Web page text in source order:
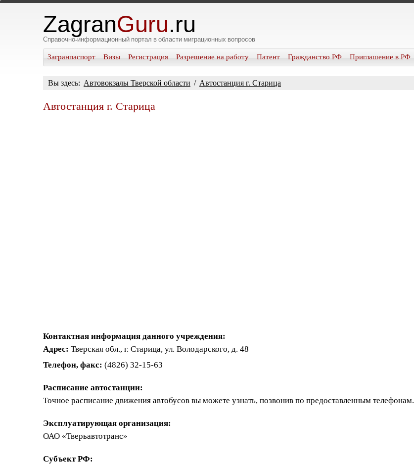
ZagranGuru.ru
Справочно-информационный портал в области миграционных вопросов
Загранпаспорт Визы Регистрация Разрешение на работу Патент Гражданство РФ Приглашение в РФ
Вы здесь: Автовокзалы Тверской области / Автостанция г. Старица
Автостанция г. Старица
Контактная информация данного учреждения:
Адрес: Тверская обл., г. Старица, ул. Володарского, д. 48
Телефон, факс: (4826) 32-15-63
Расписание автостанции:
Точное расписание движения автобусов вы можете узнать, позвонив по предоставленным телефонам.
Эксплуатирующая организация:
ОАО «Тверьавтотранс»
Субъект РФ: